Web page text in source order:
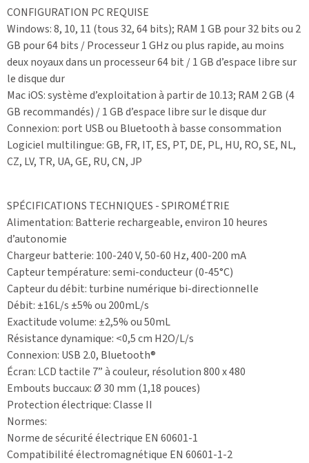
CONFIGURATION PC REQUISE
Windows: 8, 10, 11 (tous 32, 64 bits); RAM 1 GB pour 32 bits ou 2
GB pour 64 bits / Processeur 1 GHz ou plus rapide, au moins
deux noyaux dans un processeur 64 bit / 1 GB d’espace libre sur
le disque dur
Mac iOS: système d’exploitation à partir de 10.13; RAM 2 GB (4
GB recommandés) / 1 GB d’espace libre sur le disque dur
Connexion: port USB ou Bluetooth à basse consommation
Logiciel multilingue: GB, FR, IT, ES, PT, DE, PL, HU, RO, SE, NL,
CZ, LV, TR, UA, GE, RU, CN, JP
SPÉCIFICATIONS TECHNIQUES - SPIROMÉTRIE
Alimentation: Batterie rechargeable, environ 10 heures
d’autonomie
Chargeur batterie: 100-240 V, 50-60 Hz, 400-200 mA
Capteur température: semi-conducteur (0-45°C)
Capteur du débit: turbine numérique bi-directionnelle
Débit: ±16L/s ±5% ou 200mL/s
Exactitude volume: ±2,5% ou 50mL
Résistance dynamique: <0,5 cm H2O/L/s
Connexion: USB 2.0, Bluetooth®
Écran: LCD tactile 7” à couleur, résolution 800 x 480
Embouts buccaux: Ø 30 mm (1,18 pouces)
Protection électrique: Classe II
Normes:
Norme de sécurité électrique EN 60601-1
Compatibilité électromagnétique EN 60601-1-2